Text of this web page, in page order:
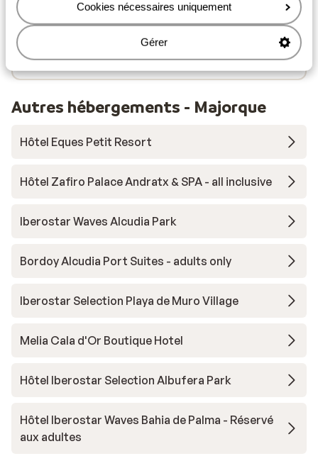
Cookies nécessaires uniquement
Gérer
Distance du centre-ville: environ 2000 mètres
Distance de l'aéroport environ 56 kilomètres
Distance jusqu'à l'arrêt de bus environ 10 mètres
Endroit calme
Autres hébergements - Majorque
Hôtel Eques Petit Resort
Hôtel Zafiro Palace Andratx & SPA - all inclusive
Iberostar Waves Alcudia Park
Bordoy Alcudia Port Suites - adults only
Iberostar Selection Playa de Muro Village
Melia Cala d'Or Boutique Hotel
Hôtel Iberostar Selection Albufera Park
Hôtel Iberostar Waves Bahia de Palma - Réservé
aux adultes